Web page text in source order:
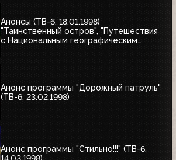
Анонсы (ТВ-6, 18.01.1998)
"Таинственный остров", "Путешествия
с Национальным географическим
Анонс программы "Дорожный патруль"
(ТВ-6, 23.02.1998)
Анонс программы "Стильно!!!" (ТВ-6,
14.03.1998)